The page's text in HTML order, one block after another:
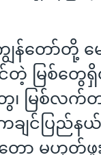
ျွန်တော်တို့
င်တဲ့ မြစ်တွေ
တွေ၊ မြစ်လ
ျင်ပြည်န
တော့ မဟုတ်ဖူ